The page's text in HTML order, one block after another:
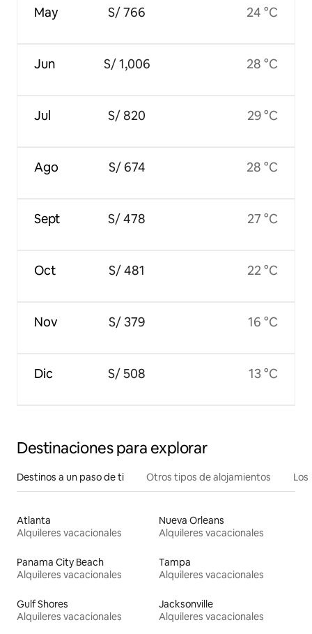
May
Jun
Jul
Ago
Sept
Oct
Nov
Dic
S/ 766
S/ 1,006
S/ 820
S/ 674
S/ 478
S/ 481
S/ 379
S/ 508
24 °C
28 °C
29 °C
28 °C
27 °C
22 °C
16 °C
13 °C
Destinaciones para explorar
Destinos a un paso de ti Otros tipos de alojamientos
Atlanta
Alquileres vacacionales
Nueva Orleans
Alquileres vacacionales
Panama City Beach
Alquileres vacacionales
Tampa
Alquileres vacacionales
Gulf Shores
Alquileres vacacionales
Jacksonville
Alquileres vacacionales